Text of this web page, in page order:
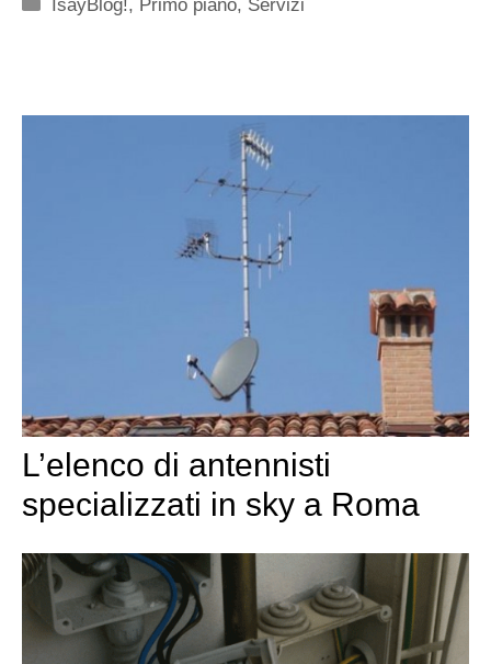
IsayBlog!, Primo piano, Servizi
L’elenco di antennisti
specializzati in sky a Roma